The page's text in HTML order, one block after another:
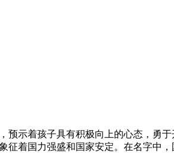
示着孩子具有积极向上的心态，勇
着国力强盛和国家安定。在名字中